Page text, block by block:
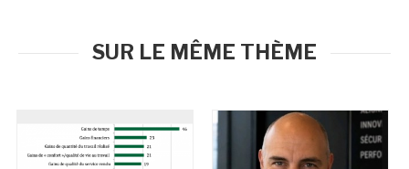
SUR LE MÊME THÈME